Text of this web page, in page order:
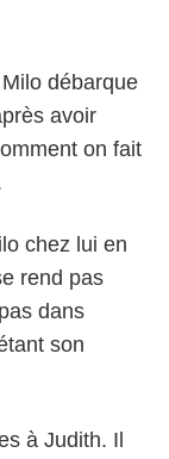
débarque
avoir
on fait
chez lui en
rend pas
dans
son
à Judith. Il